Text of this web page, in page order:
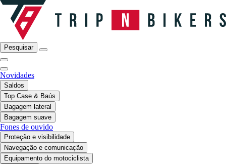
Pesquisar
Novidades
Saldos
Top Case & Baús
Bagagem lateral
Bagagem suave
Fones de ouvido
Proteção e visibilidade
Navegação e comunicação
Equipamento do motociclista